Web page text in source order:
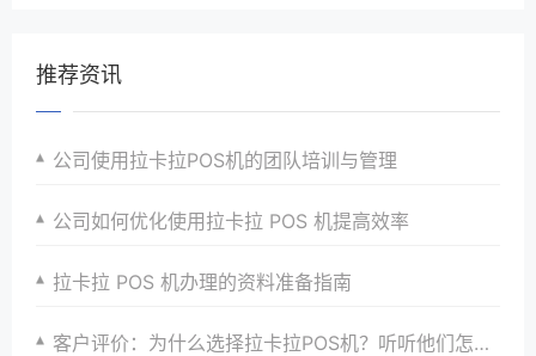
推荐资讯
公司使用拉卡拉POS机的团队培训与管理
公司如何优化使用拉卡拉 POS 机提高效率
拉卡拉 POS 机办理的资料准备指南
客户评价：为什么选择拉卡拉POS机？听听他们怎么说